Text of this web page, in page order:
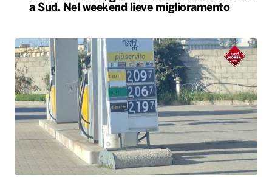
a Sud. Nel weekend lieve miglioramento